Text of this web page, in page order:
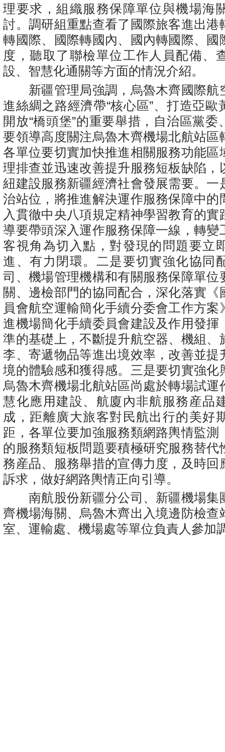
理要求，組織服務保障單位與機場海
討。調研組重點查看了國際旅客進出港
轉國際、國際轉國內、國內轉國際、國
度，聽取了聯檢單位工作人員配備、
設、智慧化通關等方面的情況介紹。
新疆管理局強調，烏魯木齊國際航
進絲綢之路經濟帶“核心區”、打造亞歐
開放“橋頭堡”的重要舉措，自治區黨委
要領導高度關注烏魯木齊機場北航站區
各單位要切實加快推進相關服務功能區
理排查並迅速改善提升服務短板缺陷，
紐建設服務新疆經濟社會發展需要。一
治站位，將推進解決運作服務保障中的
入貫徹中央八項規定精神學習教育的實
導要帶頭深入運作服務保障一線，轉變
客視角為切入點，對發現的問題要立
進、有力閉環。二是要切實強化協同
司、機場管理機構和有關服務保障單位
關、邊檢部門的協同配合，深化落實《
員會航空運輸簡化手續分委會工作方案
進機場簡化手續委員會建設及作用發揮
準的基礎上，不斷提升航空器、機組、
李、寄遞物品等進出境效率，改善並提
境的體驗感和獲得感。三是要切實強化
烏魯木齊機場北航站區尚處於轉場試運
慧化應用建設、航廈內非航服務産品
成，距離廣大旅客對民航出行的美好
距，各單位要加強服務類網路輿情監測
的服務類短板問題要積極研究服務替代
務産品、服務舉措的宣傳力度，及時回
訴求，做好網路輿情正向引導。
南航股份新疆分公司、新疆機場集
齊機場海關、烏魯木齊出入境邊防檢查
室、運輸處、機場處等單位負責人參加